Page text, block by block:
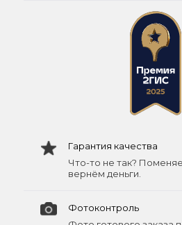
Гарантия качества
Что-то не так?
вернём деньги.
Фотоконтроль